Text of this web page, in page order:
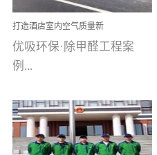
为深圳安居集团旗下城...
打造酒店室内空气质量新
标杆——优吸环保·标杆之
作：东莞美豪雅致酒店室
内空气治理工程纪实
优吸环保·除甲醛工程案
例...
【东莞美豪雅致酒店】室
内空气治理项目东莞美豪